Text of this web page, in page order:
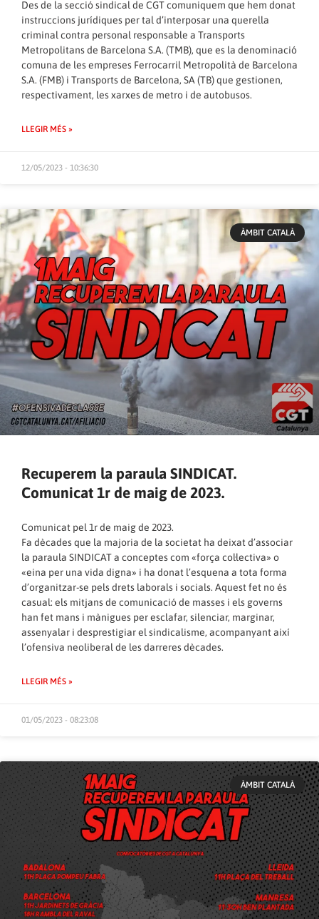
Des de la secció sindical de CGT comuniquem que hem donat
instruccions jurídiques per tal d’interposar una querella
criminal contra personal responsable a Transports
Metropolitans de Barcelona S.A. (TMB), que es la denominació
comuna de les empreses Ferrocarril Metropolità de Barcelona
S.A. (FMB) i Transports de Barcelona, SA (TB) que gestionen,
respectivament, les xarxes de metro i de autobusos.
LLEGIR MÉS »
12/05/2023 - 10:36:30
ÀMBIT CATALÀ
Recuperem la paraula SINDICAT.
Comunicat 1r de maig de 2023.
Comunicat pel 1r de maig de 2023.
Fa dècades que la majoria de la societat ha deixat d’associar
la paraula SINDICAT a conceptes com «força col·lectiva» o
«eina per una vida digna» i ha donat l’esquena a tota forma
d’organitzar-se pels drets laborals i socials. Aquest fet no és
casual: els mitjans de comunicació de masses i els governs
han fet mans i mànigues per esclafar, silenciar, marginar,
assenyalar i desprestigiar el sindicalisme, acompanyant així
l’ofensiva neoliberal de les darreres dècades.
LLEGIR MÉS »
01/05/2023 - 08:23:08
ÀMBIT CATALÀ